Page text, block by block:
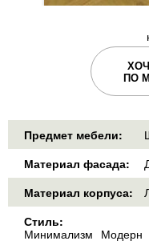
ПО
Предмет мебели:
Материал фасада:
Материал корпуса:
Стиль:
Минимализм Модерн